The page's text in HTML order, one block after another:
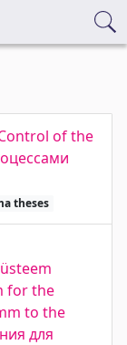
of the
theses
for the
to the
для